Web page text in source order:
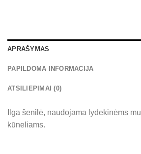
APRAŠYMAS
PAPILDOMA INFORMACIJA
ATSILIEPIMAI (0)
Ilga šenilė, naudojama lydekinėms
kūneliams.